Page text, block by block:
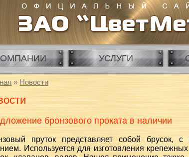
УСЛУГИ
» Новости
бронзового проката в наличии
пруток представляет собой брусок,
Используется для изготовления